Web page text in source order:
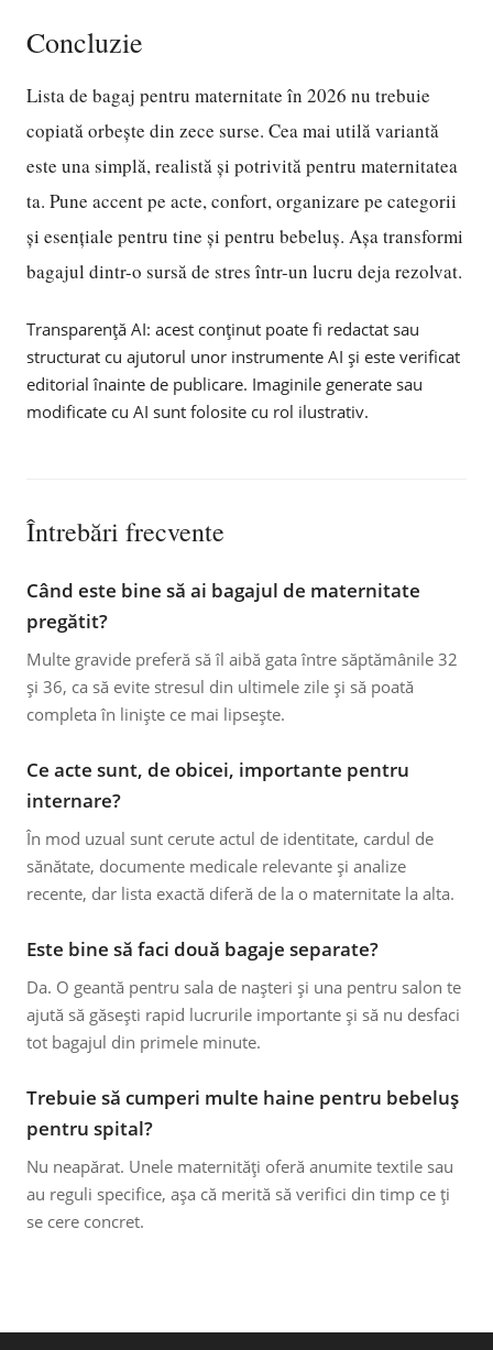
Concluzie
Lista de bagaj pentru maternitate în 2026 nu trebuie
copiată orbește din zece surse. Cea mai utilă variantă
este una simplă, realistă și potrivită pentru maternitatea
ta. Pune accent pe acte, confort, organizare pe categorii
și esențiale pentru tine și pentru bebeluș. Așa transformi
bagajul dintr-o sursă de stres într-un lucru deja rezolvat.
Transparență AI: acest conținut poate fi redactat sau
structurat cu ajutorul unor instrumente AI și este verificat
editorial înainte de publicare. Imaginile generate sau
modificate cu AI sunt folosite cu rol ilustrativ.
Întrebări frecvente
Când este bine să ai bagajul de maternitate
pregătit?
Multe gravide preferă să îl aibă gata între săptămânile 32
și 36, ca să evite stresul din ultimele zile și să poată
completa în liniște ce mai lipsește.
Ce acte sunt, de obicei, importante pentru
internare?
În mod uzual sunt cerute actul de identitate, cardul de
sănătate, documente medicale relevante și analize
recente, dar lista exactă diferă de la o maternitate la alta.
Este bine să faci două bagaje separate?
Da. O geantă pentru sala de nașteri și una pentru salon te
ajută să găsești rapid lucrurile importante și să nu desfaci
tot bagajul din primele minute.
Trebuie să cumperi multe haine pentru bebeluș
pentru spital?
Nu neapărat. Unele maternități oferă anumite textile sau
au reguli specifice, așa că merită să verifici din timp ce ți
se cere concret.